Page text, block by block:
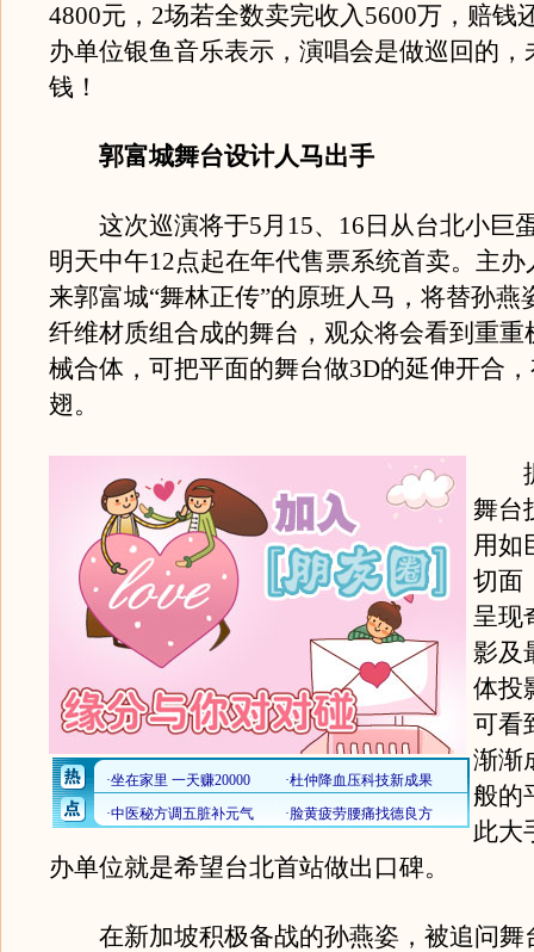
4800元，2场若全数卖完收入5600万，赔钱
办单位银鱼音乐表示，演唱会是做巡回的，
钱！
郭富城舞台设计人马出手
这次巡演将于5月15、16日从台北小巨
明天中午12点起在年代售票系统首卖。主
来郭富城“舞林正传”的原班人马，将替孙燕
纤维材质组合成的舞台，观众将会看到重重
械合体，可把平面的舞台做3D的延伸开合
翅。
据
舞台
用如
切面
呈现
影及
体投
可看
渐渐
般的
此大
办单位就是希望台北首站做出口碑。
在新加坡积极备战的孙燕姿，被追问舞